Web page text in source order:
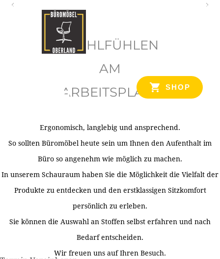
SHOP
WOHLFÜHLEN
AM
ARBEITSPLATZ
Ergonomisch, langlebig und ansprechend.
So sollten Büromöbel heute sein um Ihnen den Aufenthalt im
Büro so angenehm wie möglich zu machen.
In unserem Schauraum haben Sie die Möglichkeit die Vielfalt der
Produkte zu entdecken und den erstklassigen Sitzkomfort
persönlich zu erleben.
Sie können die Auswahl an Stoffen selbst erfahren und nach
Bedarf entscheiden.
Wir freuen uns auf Ihren Besuch.